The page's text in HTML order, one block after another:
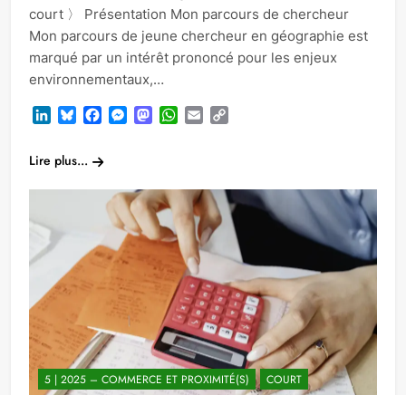
court 〉 Présentation Mon parcours de chercheur
Mon parcours de jeune chercheur en géographie est
marqué par un intérêt prononcé pour les enjeux
environnementaux,…
LinkedInBlueskyFacebook
Messenger
Mastodon
WhatsApp
Email
Lire plus...
5 | 2025 – COMMERCE ET PROXIMITÉ(S) COURT